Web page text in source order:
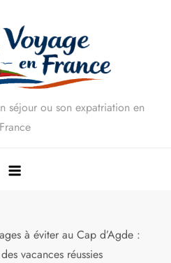
séjour ou son expatriation en
France
à éviter au Cap d’Agde :
vacances réussies